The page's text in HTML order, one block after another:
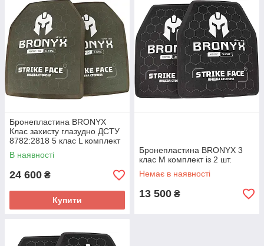
Бронепластина BRONYX
Клас захисту глазудно ДСТУ
8782:2818 5 клас L комплект
з 2 шт
В наявності
24 600 ₴
Купити
Бронепластина BRONYX 3
клас M комплект із 2 шт.
Немає в наявності
13 500 ₴